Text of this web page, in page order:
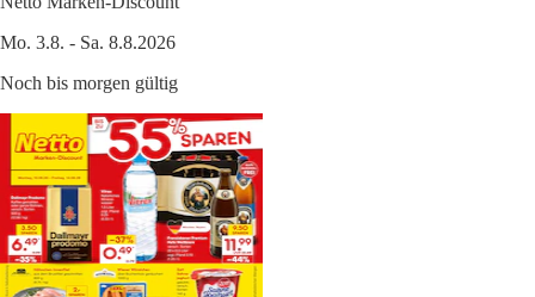
Mo. 3.8. - Sa. 8.8.2026
Noch bis morgen gültig